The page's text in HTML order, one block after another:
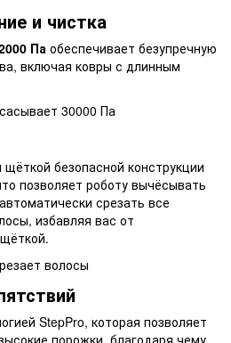
и чистка
Па обеспечивает безупречную
включая ковры с длинным
безопасной конструкции
позволяет роботу вычёсывать
срезать все
избавляя вас от
StepPro, которая позволяет
порожки, благодаря чему